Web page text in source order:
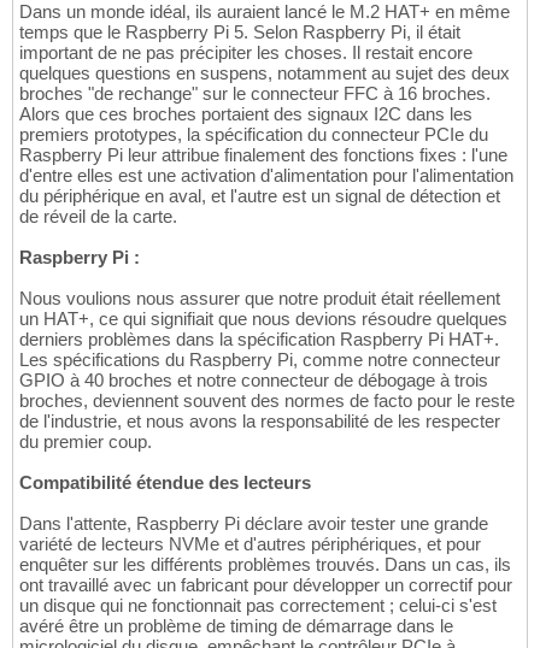
Dans un monde idéal, ils auraient lancé le M.2 HAT+ en même
temps que le Raspberry Pi 5. Selon Raspberry Pi, il était
important de ne pas précipiter les choses. Il restait encore
quelques questions en suspens, notamment au sujet des deux
broches "de rechange" sur le connecteur FFC à 16 broches.
Alors que ces broches portaient des signaux I2C dans les
premiers prototypes, la spécification du connecteur PCIe du
Raspberry Pi leur attribue finalement des fonctions fixes : l'une
d'entre elles est une activation d'alimentation pour l'alimentation
du périphérique en aval, et l'autre est un signal de détection et
de réveil de la carte.
Raspberry Pi :
Nous voulions nous assurer que notre produit était réellement
un HAT+, ce qui signifiait que nous devions résoudre quelques
derniers problèmes dans la spécification Raspberry Pi HAT+.
Les spécifications du Raspberry Pi, comme notre connecteur
GPIO à 40 broches et notre connecteur de débogage à trois
broches, deviennent souvent des normes de facto pour le reste
de l'industrie, et nous avons la responsabilité de les respecter
du premier coup.
Compatibilité étendue des lecteurs
Dans l'attente, Raspberry Pi déclare avoir tester une grande
variété de lecteurs NVMe et d'autres périphériques, et pour
enquêter sur les différents problèmes trouvés. Dans un cas, ils
ont travaillé avec un fabricant pour développer un correctif pour
un disque qui ne fonctionnait pas correctement ; celui-ci s'est
avéré être un problème de timing de démarrage dans le